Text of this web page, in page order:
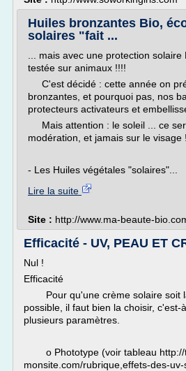
Huiles bronzantes Bio,
solaires "fait ...
... mais avec une protection
testée sur animaux !!!!
C'est décidé : cette année on
bronzantes, et pourquoi pas, nos
protecteurs activateurs et
Mais attention : le soleil ... ce
modération, et jamais sur le visage !
- Les Huiles végétales "solaires"...
Lire la suite
Site : http://www.ma-beaute-
Efficacité - UV, PEAU ET
Nul !
Efficacité
Pour qu'une crème solaire soit
possible, il faut bien la choisir,
plusieurs paramètres.
o Phototype (voir tableau http://
monsite.com/rubrique,effets-des-uv-